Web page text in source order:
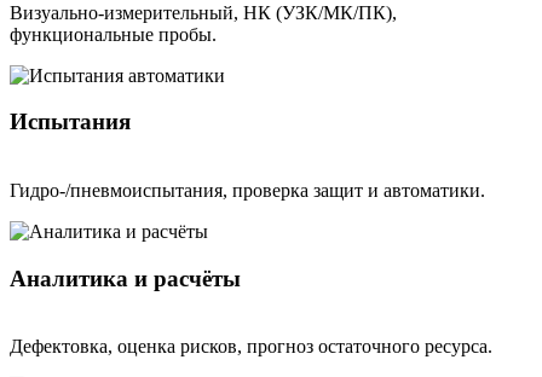
Визуально-измерительный, НК (УЗК/МК/ПК),
функциональные пробы.
Испытания
Гидро-/пневмоиспытания, проверка защит и автоматики.
Аналитика и расчёты
Дефектовка, оценка рисков, прогноз остаточного ресурса.